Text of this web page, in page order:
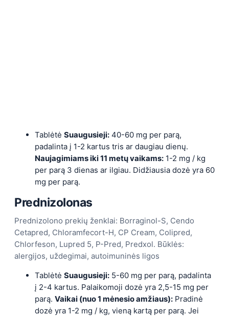
Tablėtė Suaugusieji: 40-60 mg per parą,
padalinta į 1-2 kartus tris ar daugiau dienų.
Naujagimiams iki 11 metų vaikams: 1-2 mg / kg
per parą 3 dienas ar ilgiau. Didžiausia dozė yra 60
mg per parą.
Prednizolonas
Prednizolono prekių ženklai: Borraginol-S, Cendo
Cetapred, Chloramfecort-H, CP Cream, Colipred,
Chlorfeson, Lupred 5, P-Pred, Predxol. Būklės:
alergijos, uždegimai, autoimuninės ligos
Tablėtė Suaugusieji: 5-60 mg per parą, padalinta
į 2-4 kartus. Palaikomoji dozė yra 2,5-15 mg per
parą. Vaikai (nuo 1 mėnesio amžiaus): Pradinė
dozė yra 1-2 mg / kg, vieną kartą per parą. Jei